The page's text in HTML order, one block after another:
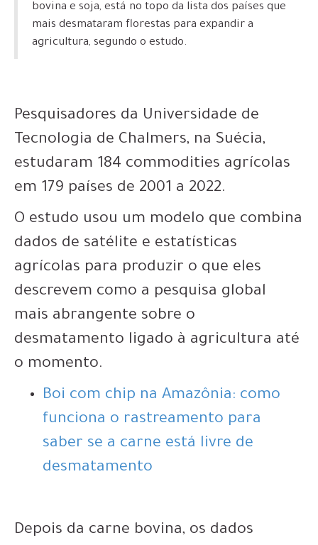
bovina e soja, está no topo da lista dos países que
mais desmataram florestas para expandir a
agricultura, segundo o estudo.
Pesquisadores da Universidade de
Tecnologia de Chalmers, na Suécia,
estudaram 184 commodities agrícolas
em 179 países de 2001 a 2022.
O estudo usou um modelo que combina
dados de satélite e estatísticas
agrícolas para produzir o que eles
descrevem como a pesquisa global
mais abrangente sobre o
desmatamento ligado à agricultura até
o momento.
Boi com chip na Amazônia: como
funciona o rastreamento para
saber se a carne está livre de
desmatamento
Depois da carne bovina, os dados